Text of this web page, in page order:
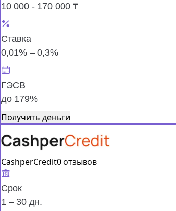
10 000 - 170 000 ₸
Ставка
0,01% – 0,3%
ГЭСВ
до 179%
Получить деньги
CashperCredit0 отзывов
Срок
1 – 30 дн.